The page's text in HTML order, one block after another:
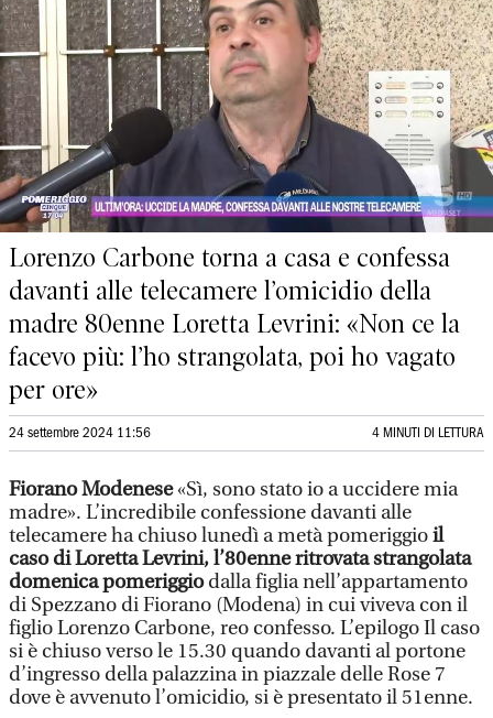
Lorenzo Carbone torna a casa e confessa
davanti alle telecamere l’omicidio della
madre 80enne Loretta Levrini: «Non ce la
facevo più: l’ho strangolata, poi ho vagato
per ore»
24 settembre 2024 11:56 4 MINUTI DI LETTURA
Fiorano Modenese«Sì, sono stato io a uccidere mia
madre». L’incredibile confessione davanti alle
telecamere ha chiuso lunedì a metà pomeriggioil
caso di Loretta Levrini, l’80enne ritrovata strangolata
domenica pomeriggiodalla figlia nell’appartamento
di Spezzano di Fiorano (Modena) in cui viveva con il
figlio Lorenzo Carbone, reo confesso. L’epilogo Il caso
si è chiuso verso le 15.30 quando davanti al portone
d’ingresso della palazzina in piazzale delle Rose 7
dove è avvenuto l’omicidio, si è presentato il 51enne.